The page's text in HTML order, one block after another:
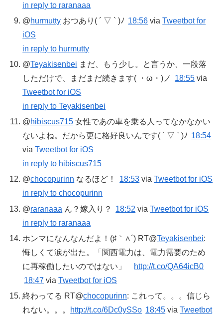
in reply to raranaaa
@hurmutty おつあり( ´ ▽ ` )ﾉ 18:56 viaTweetbot for
iOS
in reply to hurmutty
@Teyakisenbei まだ、もう少し。と言うか、一段落
しただけで、まだまだ続きます( ・ω・)ノ
18:55 via
Tweetbot for iOS
in reply to Teyakisenbei
@hibiscus715 女性であの車を乗る人ってなかなかい
ないよね。だから更に格好良いんです( ´ ▽ ` )ﾉ 18:54
viaTweetbot for iOS
in reply to hibiscus715
@chocopurinn なるほど！ 18:53 viaTweetbot for iOS
in reply to chocopurinn
@raranaaa ん？嫁入り？ 18:52 viaTweetbot for iOS
in reply to raranaaa
ホンマになんなんだよ！(♯｀∧´) RT@Teyakisenbei:
悔しくて涙が出た。「関西電力は、電力需要のため
に再稼働したいのではない」
http://t.co/QA64icB0
18:47 viaTweetbot for iOS
終わってる RT@chocopurinn: これって。。。信じら
れない。。。
http://t.co/6Dc0ySSo 18:45 viaTweetbot